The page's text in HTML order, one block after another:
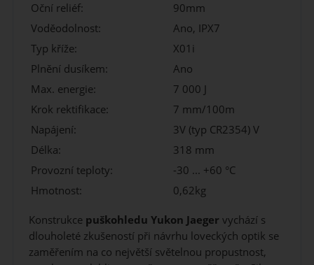
Oční reliéf:
90mm
Voděodolnost:
Ano, IPX7
Typ kříže:
X01i
Plnění dusíkem:
Ano
Max. energie:
7 000 J
Krok rektifikace:
7 mm/100m
Napájení:
3V (typ CR2354) V
Délka:
318 mm
Provozní teploty:
-30 ... +60 °C
Hmotnost:
0,62kg
Konstrukce puškohledu Yukon Jaeger vychází s
dlouholeté zkušeností při návrhu loveckých optik se
zaměřením na co největší světelnou propustnost,